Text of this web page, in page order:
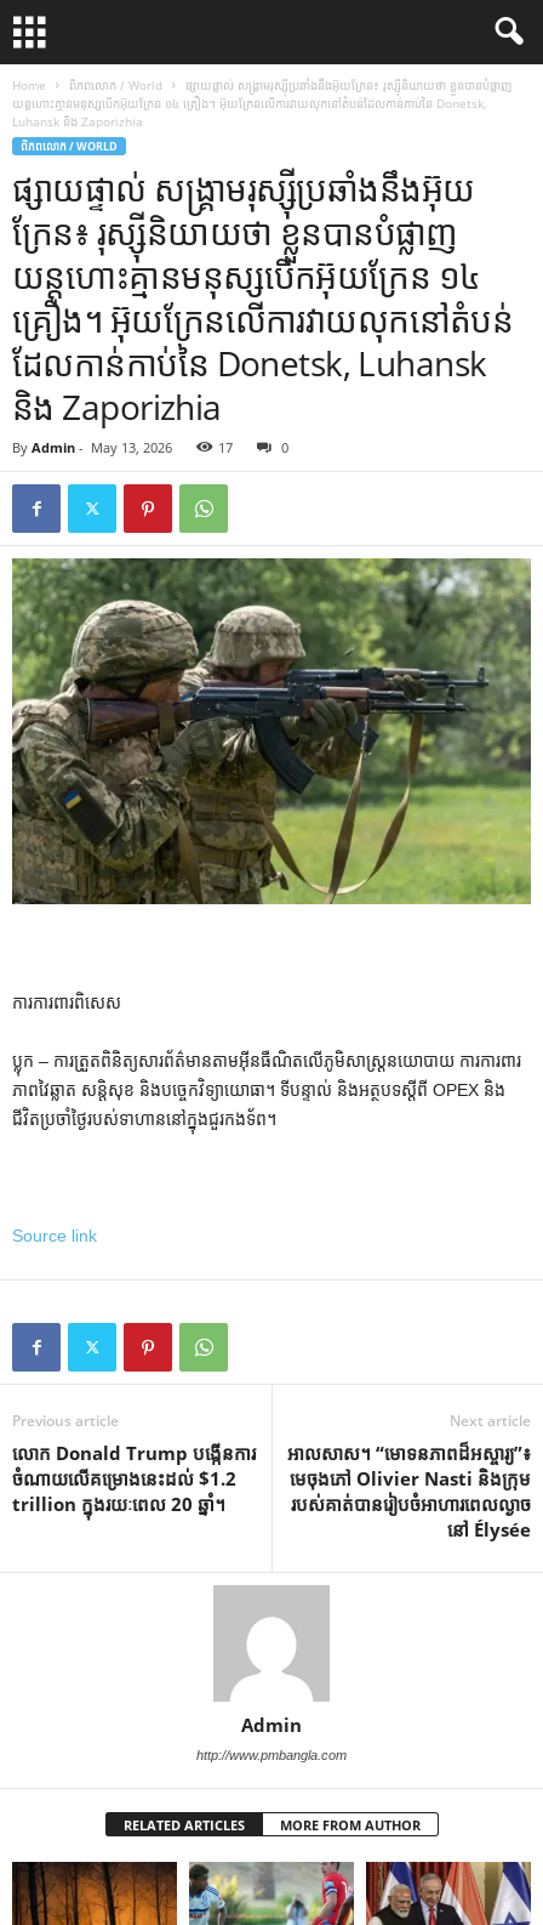
Home ពិភពលោក / World
ផ្សាយផ្ទាល់ សង្គ្រាមរុស្ស៊ីប្រឆាំងនឹងអ៊ុយក្រែន៖ រុស្ស៊ីនិយាយថា ខ្លួនបានបំផ្លាញ
យន្តហោះគ្មានមនុស្សបើកអ៊ុយក្រែន ១៤ គ្រឿង។ អ៊ុយក្រែនលើការវាយលុកនៅតំបន់ដែលកាន់កាប់នៃ Donetsk,
Luhansk និង Zaporizhia
ពិភពលោក / WORLD
ផ្សាយផ្ទាល់ សង្គ្រាមរុស្ស៊ីប្រឆាំងនឹងអ៊ុយ
ក្រែន៖ រុស្ស៊ីនិយាយថា ខ្លួនបានបំផ្លាញ
យន្តហោះគ្មានមនុស្សបើកអ៊ុយក្រែន ១៤
គ្រឿង។ អ៊ុយក្រែនលើការវាយលុកនៅតំបន់
ដែលកាន់កាប់នៃ Donetsk, Luhansk
និង Zaporizhia
By Admin - May 13, 2026 17 0
ការការពារពិសេស
ប្លុក – ការត្រួតពិនិត្យសារព័ត៌មានតាមអ៊ីនធឺណិតលើភូមិសាស្ត្រនយោបាយ ការការពារ
ភាពវៃឆ្លាត សន្តិសុខ និងបច្ចេកវិទ្យាយោធា។ ទីបន្ទាល់ និងអត្ថបទស្តីពី OPEX និង
ជីវិតប្រចាំថ្ងៃរបស់ទាហាននៅក្នុងជួរកងទ័ព។
Source link
Previous article
លោក Donald Trump បង្កើនការ
ចំណាយលើគម្រោងនេះដល់ $1.2
trillion ក្នុងរយៈពេល 20 ឆ្នាំ។
Next article
អាលសាស។ “មោទនភាពដ៏អស្ចារ្យ”៖
មេចុងភៅ Olivier Nasti និងក្រុម
របស់គាត់បានរៀបចំអាហារពេលល្ងាច
នៅ Élysée
Admin
http://www.pmbangla.com
RELATED ARTICLES MORE FROM AUTHOR